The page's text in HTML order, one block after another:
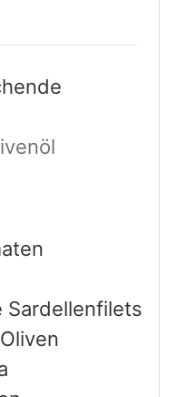
Sardellenfilets